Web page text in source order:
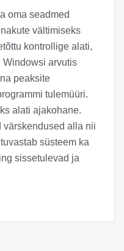
oma seadmed
vältimiseks
kontrollige alati,
Windowsi arvutis
peaksite
tulemüüri.
alati ajakohane.
värskendused alla nii
süsteem ka
sissetulevad ja